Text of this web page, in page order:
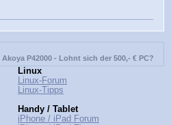
P42000 - Lohnt sich der 500,- € PC?
Linux
Linux-Forum
Linux-Tipps
Handy / Tablet
iPhone / iPad Forum